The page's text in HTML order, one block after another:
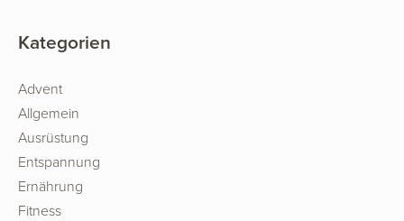
Kategorien
Advent
Allgemein
Ausrüstung
Entspannung
Ernährung
Fitness